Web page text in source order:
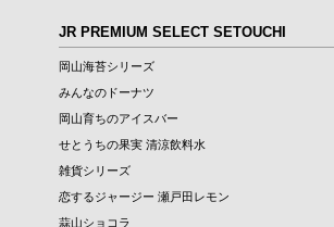
JR PREMIUM SELECT SETOUCHI
岡山海苔シリーズ
みんなのドーナツ
岡山育ちのアイスバー
せとうちの果実 清涼飲料水
雑貨シリーズ
恋するジャージー 瀬戸田レモン
蒜山ショコラ